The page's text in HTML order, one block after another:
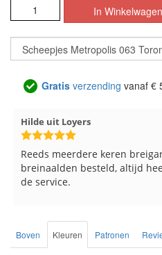
Gratis verzending vanaf €
Loes uit EMMELOORD
Snelle levering en keurig
Boven Kleuren Patronen